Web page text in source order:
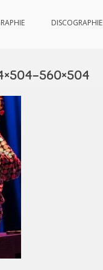
DISCOGRAPHIE
560×504